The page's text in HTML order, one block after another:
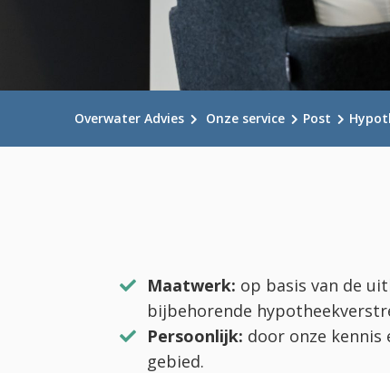
Overwater Advies Onze service Post
Maatwerk: op basis van de
bijbehorende
Persoonlijk: door onze
gebied.